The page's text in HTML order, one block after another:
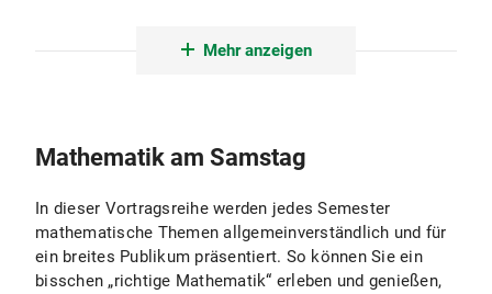
Mehr anzeigen
Mathematik am Samstag
In dieser Vortragsreihe werden jedes Semester
mathematische Themen allgemeinverständlich und für
ein breites Publikum präsentiert. So können Sie ein
bisschen „richtige Mathematik“ erleben und genießen,